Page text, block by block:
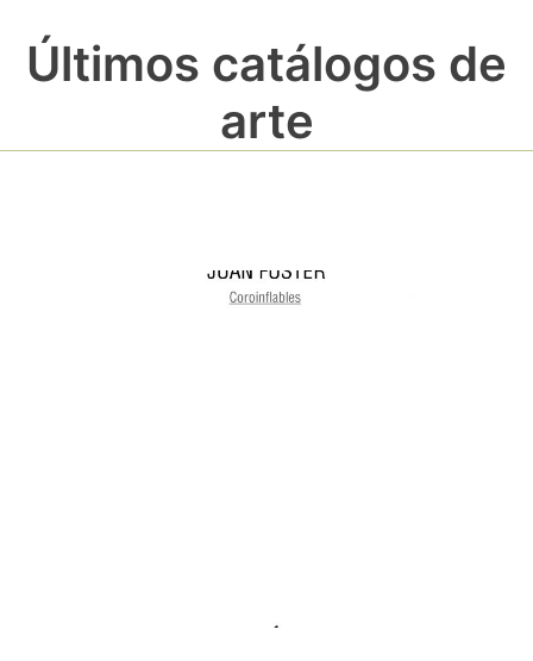
Últimos catálogos de
arte